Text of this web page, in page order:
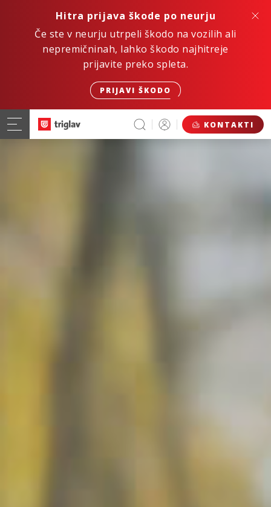
Hitra prijava škode po neurju
Če ste v neurju utrpeli škodo na vozilih ali
nepremičninah, lahko škodo najhitreje
prijavite preko spleta.
PRIJAVI ŠKODO
KONTAKTI